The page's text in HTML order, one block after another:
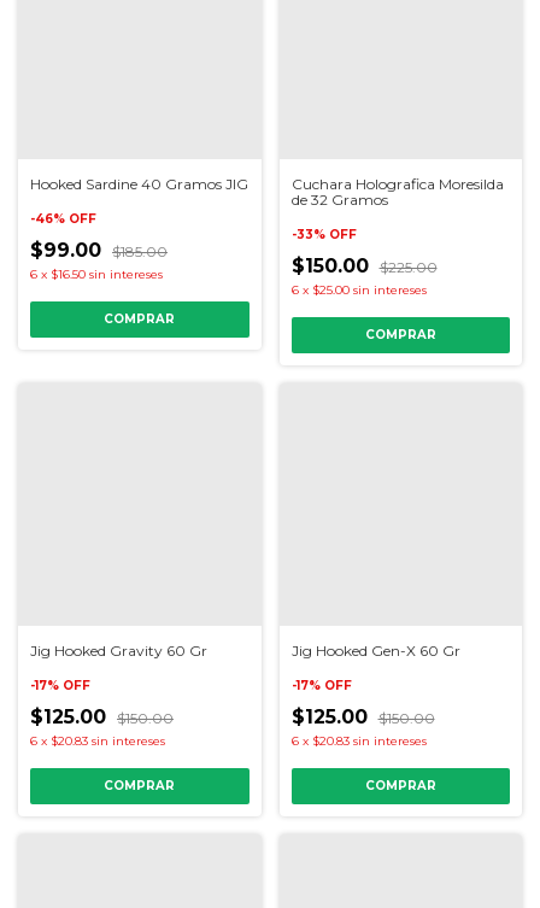
Hooked Sardine 40 Gramos JIG
-46% OFF
$99.00 $185.00
6 x $16.50 sin intereses
COMPRAR
Cuchara Holografica Moresilda
de 32 Gramos
-33% OFF
$150.00 $225.00
6 x $25.00 sin intereses
COMPRAR
Jig Hooked Gravity 60 Gr
-17% OFF
$125.00 $150.00
6 x $20.83 sin intereses
COMPRAR
Jig Hooked Gen-X 60 Gr
-17% OFF
$125.00 $150.00
6 x $20.83 sin intereses
COMPRAR